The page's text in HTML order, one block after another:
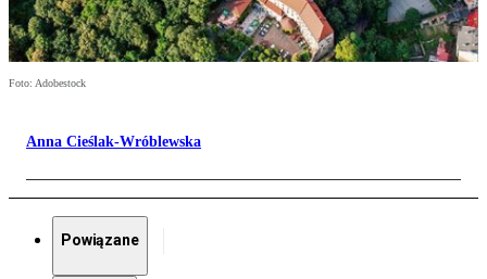
Foto: Adobestock
Anna Cieślak-Wróblewska
Powiązane